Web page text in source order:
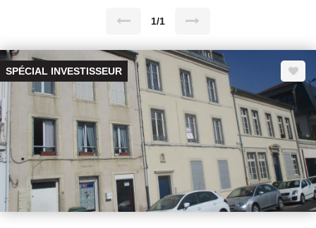
1/1
SPÉCIAL INVESTISSEUR